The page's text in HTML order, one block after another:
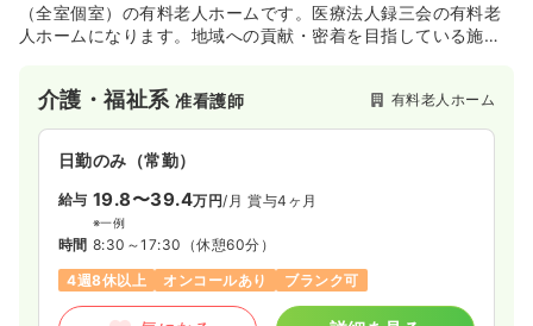
（全室個室）の有料老人ホームです。医療法人録三会の有料老
人ホームになります。地域への貢献・密着を目指している施設
介護・福祉系准看護師 有料老人ホーム
日勤のみ（常勤）
給与 19.8〜39.4万円/月 賞与4ヶ月
※一例
時間 8:30～17:30 （休憩60分）
4週8休以上
オンコールあり ブランク可